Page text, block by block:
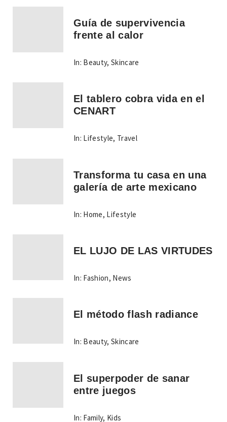
Guía de supervivencia
frente al calor
In: Beauty,Skincare
El tablero cobra vida en el
CENART
In: Lifestyle, Travel
Transforma tu casa en una
galería de arte mexicano
In: Home, Lifestyle
EL LUJO DE LAS VIRTUDES
In: Fashion, News
El método flash radiance
In: Beauty,Skincare
El superpoder de sanar
entre juegos
In: Family, Kids